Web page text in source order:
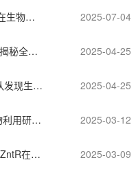
BMC Biol｜我院本科生以第一作者在生物学权威期刊《BMC Biology》发表肽类抗生素研究成果 2025-07-04
ENVIRON INT｜首次基于基因组学揭秘全球奇异变形杆菌流行及耐药性传播现状 2025-04-25
Gut Microbes | 我院曹随忠教授团队发现生酮饮食加剧肝脏代谢紊乱的关键机制 2025-04-25
JEP｜临床兽医学在奶牛养殖副产物利用研究方面再次取得新进展 2025-03-12
MS｜动物医学免疫学研究所鉴定了ZntR在鸭疫里氏杆菌锌稳态中的关键作用 2025-03-09